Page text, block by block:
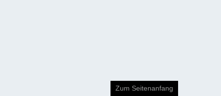
Zum Seitenanfang